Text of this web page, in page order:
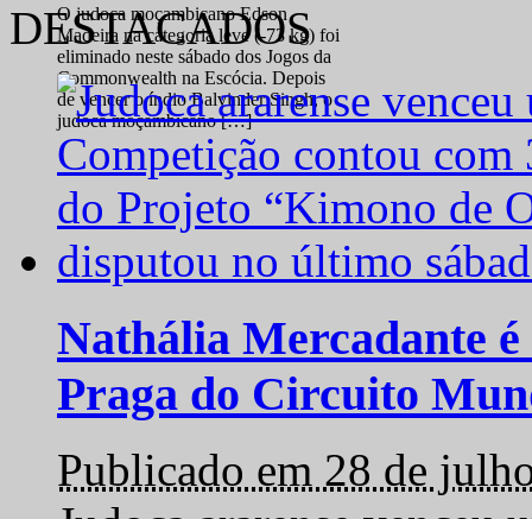
O judoca moçambicano Edson
Madeira na categoria leve (-73 kg) foi
eliminado neste sábado dos Jogos da
Commonwealth na Escócia. Depois
de vencer o índio Balvinder Singh, o
judoca moçambicano […]
DESTACADOS
Nathália Mercadante
Praga do Circuito
Publicado em 28 de